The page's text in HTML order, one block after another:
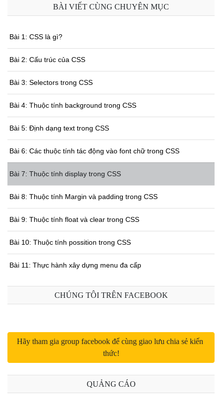
BÀI VIẾT CÙNG CHUYÊN MỤC
Bài 1: CSS là gì?
Bài 2: Cấu trúc của CSS
Bài 3: Selectors trong CSS
Bài 4: Thuộc tính background trong CSS
Bài 5: Định dạng text trong CSS
Bài 6: Các thuộc tính tác động vào font chữ trong CSS
Bài 7: Thuộc tính display trong CSS
Bài 8: Thuộc tính Margin và padding trong CSS
Bài 9: Thuộc tính float và clear trong CSS
Bài 10: Thuộc tính possition trong CSS
Bài 11: Thực hành xây dựng menu đa cấp
Bài 12: Thuộc tính vertical-align trong CSS
CHÚNG TÔI TRÊN FACEBOOK
Hãy tham gia group facebook để cùng giao lưu chia sẻ kiến
thức!
QUẢNG CÁO